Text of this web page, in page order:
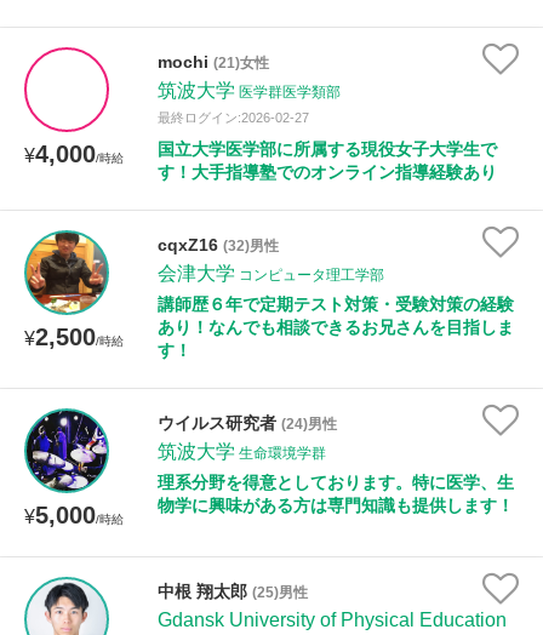
¥4,000/時給
mochi (21)女性
筑波大学 医学群医学類部
最終ログイン:2026-02-27
国立大学医学部に所属する現役女子大学生で
す！大手指導塾でのオンライン指導経験あり
¥2,500/時給
cqxZ16 (32)男性
会津大学 コンピュータ理工学部
講師歴６年で定期テスト対策・受験対策の経験
あり！なんでも相談できるお兄さんを目指しま
す！
¥5,000/時給
ウイルス研究者 (24)男性
筑波大学 生命環境学群
理系分野を得意としております。特に医学、生
物学に興味がある方は専門知識も提供します！
中根 翔太郎 (25)男性
Gdansk University of Physical Education
月曜日 火曜日 水曜日
土曜日 日曜日
距離：15km以内